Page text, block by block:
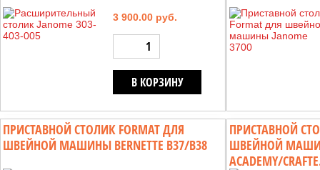
3 900.00 руб.
В КОРЗИНУ
ПРИСТАВНОЙ СТОЛИК FORMAT ДЛЯ
ШВЕЙНОЙ МАШИНЫ BERNETTE B37/B38
ПРИСТАВНОЙ
ШВЕЙНОЙ
ACADEMY/